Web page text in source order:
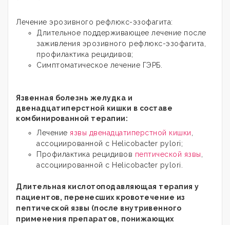
Лечение эрозивного рефлюкс-эзофагита:
Длительное поддерживающее лечение после
заживления эрозивного рефлюкс-эзофагита,
профилактика рецидивов;
Симптоматическое лечение ГЭРБ.
Язвенная болезнь желудка и
двенадцатиперстной кишки в составе
комбинированной терапии:
Лечение язвы двенадцатиперстной кишки,
ассоциированной с Helicobacter pylori;
Профилактика рецидивов пептической язвы,
ассоциированной с Helicobacter pylori.
Длительная кислотоподавляющая терапия у
пациентов, перенесших кровотечение из
пептической язвы (после внутривенного
применения препаратов, понижающих